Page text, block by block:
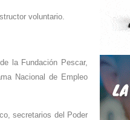
voluntario.
la Fundación Pescar,
Nacional de Empleo
secretarios del Poder